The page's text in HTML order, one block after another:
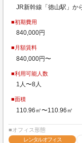
JR新幹線「徳山駅」か
■初期費用
840,000円
■月額賃料
840,000円〜
■利用可能人数
1人〜8人
■面積
110.96㎡〜110.96㎡
■オフィス形態
レンタルオフィス